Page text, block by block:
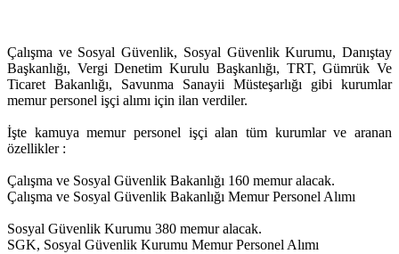
Çalışma ve Sosyal Güvenlik, Sosyal Güvenlik Kurumu, Danıştay
Başkanlığı, Vergi Denetim Kurulu Başkanlığı, TRT, Gümrük Ve
Ticaret Bakanlığı, Savunma Sanayii Müsteşarlığı gibi kurumlar
memur personel işçi alımı için ilan verdiler.
İşte kamuya memur personel işçi alan tüm kurumlar ve aranan
özellikler :
Çalışma ve Sosyal Güvenlik Bakanlığı 160 memur alacak.
Çalışma ve Sosyal Güvenlik Bakanlığı Memur Personel Alımı
Sosyal Güvenlik Kurumu 380 memur alacak.
SGK, Sosyal Güvenlik Kurumu Memur Personel Alımı